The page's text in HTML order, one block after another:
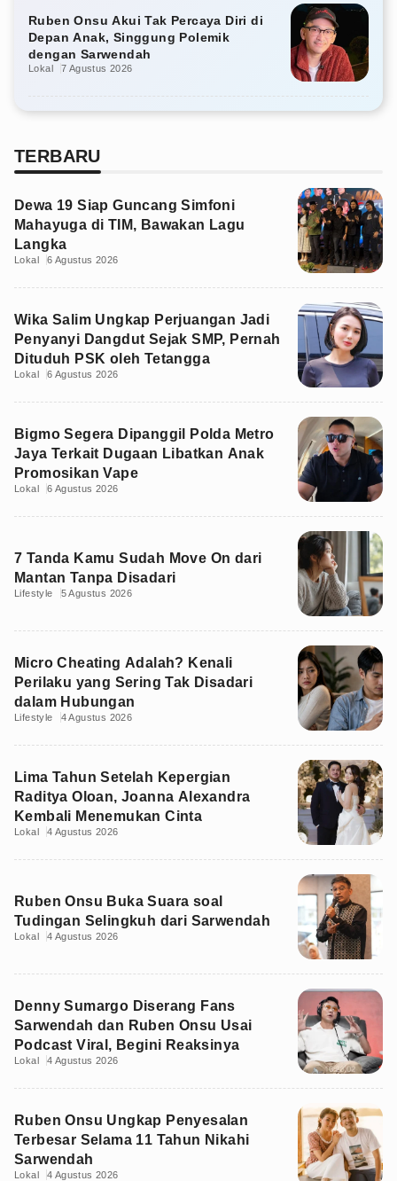
Ruben Onsu Akui Tak Percaya Diri di
Depan Anak, Singgung Polemik
dengan Sarwendah
Lokal 7 Agustus 2026
TERBARU
Dewa 19 Siap Guncang Simfoni
Mahayuga di TIM, Bawakan Lagu
Langka
Lokal 6 Agustus 2026
Wika Salim Ungkap Perjuangan Jadi
Penyanyi Dangdut Sejak SMP, Pernah
Dituduh PSK oleh Tetangga
Lokal 6 Agustus 2026
Bigmo Segera Dipanggil Polda Metro
Jaya Terkait Dugaan Libatkan Anak
Promosikan Vape
Lokal 6 Agustus 2026
7 Tanda Kamu Sudah Move On dari
Mantan Tanpa Disadari
Lifestyle 5 Agustus 2026
Micro Cheating Adalah? Kenali
Perilaku yang Sering Tak Disadari
dalam Hubungan
Lifestyle 4 Agustus 2026
Lima Tahun Setelah Kepergian
Raditya Oloan, Joanna Alexandra
Kembali Menemukan Cinta
Lokal 4 Agustus 2026
Ruben Onsu Buka Suara soal
Tudingan Selingkuh dari Sarwendah
Lokal 4 Agustus 2026
Denny Sumargo Diserang Fans
Sarwendah dan Ruben Onsu Usai
Podcast Viral, Begini Reaksinya
Lokal 4 Agustus 2026
Ruben Onsu Ungkap Penyesalan
Terbesar Selama 11 Tahun Nikahi
Sarwendah
Lokal 4 Agustus 2026